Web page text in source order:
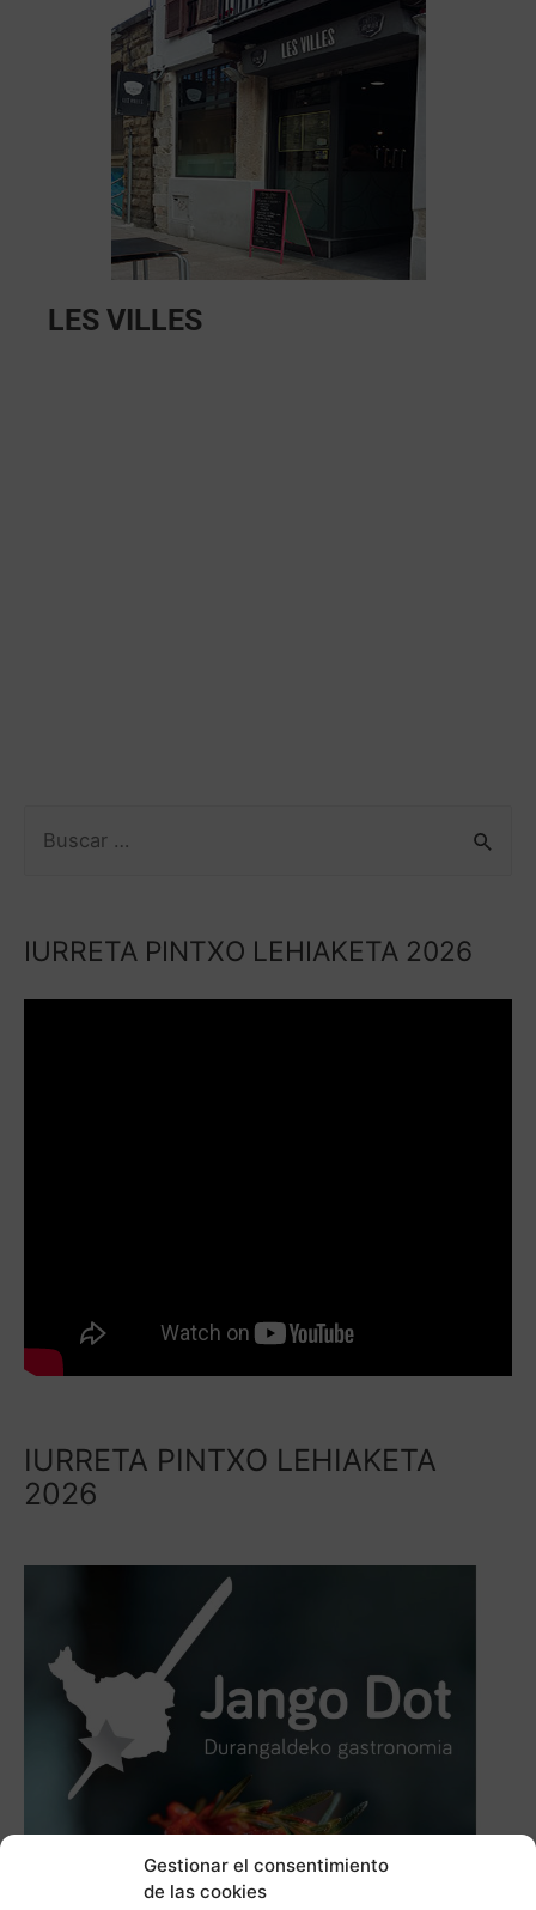
Gestionar el consentimiento
de las cookies
LES VILLES
IURRETA PINTXO LEHIAKETA 2026
IURRETA PINTXO LEHIAKETA
2026